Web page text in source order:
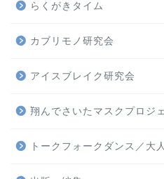
らくがきタイム
カブリモノ研究会
アイスブレイク研究会
翔んでさいたマスクプロジ
トークフォークダンス／大